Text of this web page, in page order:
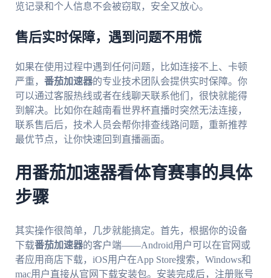
览记录和个人信息不会被窃取，安全又放心。
售后实时保障，遇到问题不用慌
如果在使用过程中遇到任何问题，比如连接不上、卡顿
严重， 番茄加速器的专业技术团队会提供实时保障。你
可以通过客服热线或者在线聊天联系他们，很快就能得
到解决。比如你在越南看世界杯直播时突然无法连接，
联系售后后，技术人员会帮你排查线路问题，重新推荐
最优节点，让你快速回到直播画面。
用番茄加速器看体育赛事的具体
步骤
其实操作很简单，几步就能搞定。首先，根据你的设备
下载番茄加速器的客户端——Android用户可以在官网或
者应用商店下载，iOS用户在App Store搜索，Windows和
mac用户直接从官网下载安装包。安装完成后，注册账号